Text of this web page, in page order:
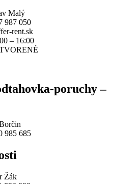
Malý
987 050
rent.sk
– 16:00
poruchy –
985 685
Žák